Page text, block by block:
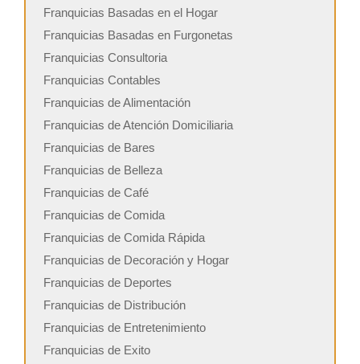
Franquicias Basadas en el Hogar
Franquicias Basadas en Furgonetas
Franquicias Consultoria
Franquicias Contables
Franquicias de Alimentación
Franquicias de Atención Domiciliaria
Franquicias de Bares
Franquicias de Belleza
Franquicias de Café
Franquicias de Comida
Franquicias de Comida Rápida
Franquicias de Decoración y Hogar
Franquicias de Deportes
Franquicias de Distribución
Franquicias de Entretenimiento
Franquicias de Exito